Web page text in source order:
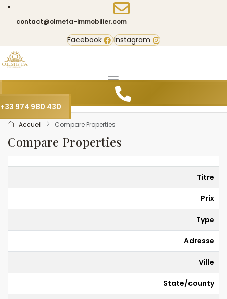
contact@olmeta-immobilier.com
Facebook Instagram
+33 974 980 430
Accueil Compare Properties
Compare Properties
Titre
Prix
Type
Adresse
Ville
State/county